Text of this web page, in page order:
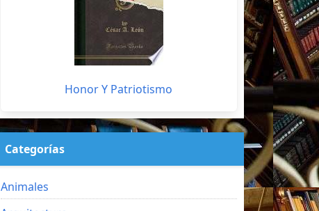
Honor Y Patriotismo
Categorías
Animales